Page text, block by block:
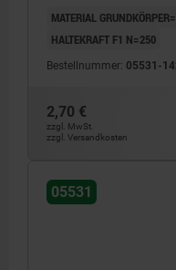
MATERIAL
HALTEKRAFT F1 N=250
Bestellnummer: 05531-
2,70 €
zzgl. MwSt.
zzgl. Versandkosten
05531